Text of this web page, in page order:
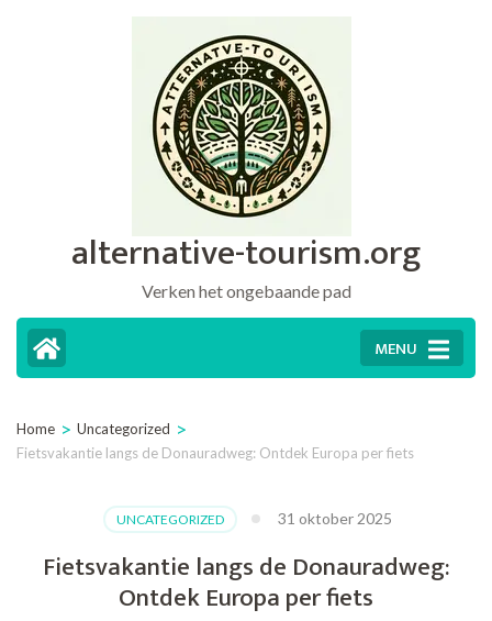
alternative-tourism.org
Verken het ongebaande pad
MENU
Home > Uncategorized >
Fietsvakantie langs de Donauradweg: Ontdek Europa per fiets
UNCATEGORIZED 31 oktober 2025
Fietsvakantie langs de Donauradweg:
Ontdek Europa per fiets